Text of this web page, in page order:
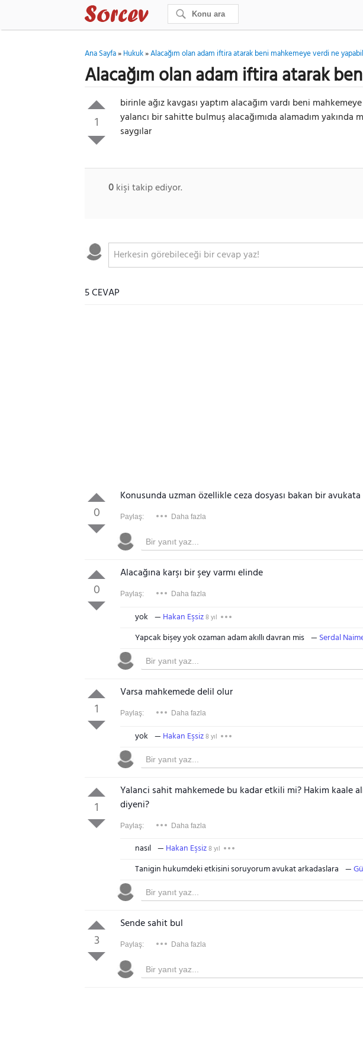
Ana Sayfa»Hukuk»Alacağım olan adam iftira atarak beni mahkemeye verdi ne
Alacağım olan adam iftira atarak
1
birinle ağız kavgası yaptım alacağım vardı beni
yalancı bir sahitte bulmuş alacağımıda alamadım yakında
saygılar
0kişi takip ediyor.
5 CEVAP
0
Konusunda uzman özellikle ceza dosyası bakan bir
Paylaş: Daha fazla
0
Alacağına karşı bir şey varmı elinde
Paylaş: Daha fazla
yok Hakan Eşsiz8 yıl
Yapcak bişey yok ozaman adam akıllı davran mis Serdal
1
Varsa mahkemede delil olur
Paylaş: Daha fazla
yok Hakan Eşsiz8 yıl
1
Yalanci sahit mahkemede bu kadar etkili mi? Hakim kaale
diyeni?
Paylaş: Daha fazla
nasıl Hakan Eşsiz8 yıl
Tanigin hukumdeki etkisini soruyorum avukat arkadaslara
3
Sende sahit bul
Paylaş: Daha fazla